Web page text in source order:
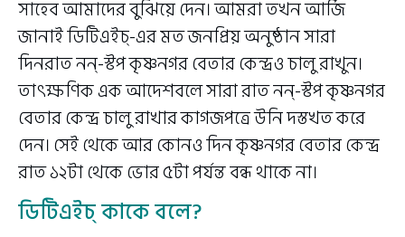
সাহেব আমাদের বুঝিয়ে দেন। আমরা তখন আর্জি
জানাই ডিটিএইচ্-এর মত জনপ্রিয় অনুষ্ঠান সারা
দিনরাত নন্-স্টপ কৃষ্ণনগর বেতার কেন্দ্রও চালু রাখুন।
তাৎক্ষণিক এক আদেশবলে সারা রাত নন্-স্টপ কৃষ্ণনগর
বেতার কেন্দ্র চালু রাখার কাগজপত্রে উনি দস্তখত করে
দেন। সেই থেকে আর কোনও দিন কৃষ্ণনগর বেতার কেন্দ্র
রাত ১২টা থেকে ভোর ৫টা পর্যন্ত বন্ধ থাকে না।
ডিটিএইচ্ কাকে বলে?